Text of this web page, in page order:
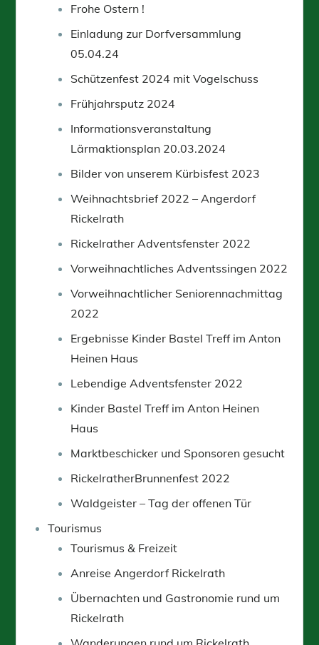
Frohe Ostern !
Einladung zur Dorfversammlung
05.04.24
Schützenfest 2024 mit Vogelschuss
Frühjahrsputz 2024
Informationsveranstaltung
Lärmaktionsplan 20.03.2024
Bilder von unserem Kürbisfest 2023
Weihnachtsbrief 2022 – Angerdorf
Rickelrath
Rickelrather Adventsfenster 2022
Vorweihnachtliches Adventssingen 2022
Vorweihnachtlicher Seniorennachmittag
2022
Ergebnisse Kinder Bastel Treff im Anton
Heinen Haus
Lebendige Adventsfenster 2022
Kinder Bastel Treff im Anton Heinen
Haus
Marktbeschicker und Sponsoren gesucht
RickelratherBrunnenfest 2022
Waldgeister – Tag der offenen Tür
Tourismus
Tourismus & Freizeit
Anreise Angerdorf Rickelrath
Übernachten und Gastronomie rund um
Rickelrath